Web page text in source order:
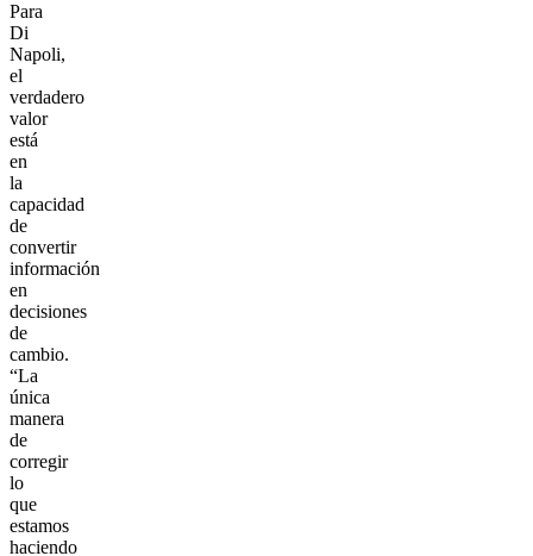
Para
Di
Napoli,
el
verdadero
valor
está
en
la
capacidad
de
convertir
información
en
decisiones
de
cambio.
“La
única
manera
de
corregir
lo
que
estamos
haciendo